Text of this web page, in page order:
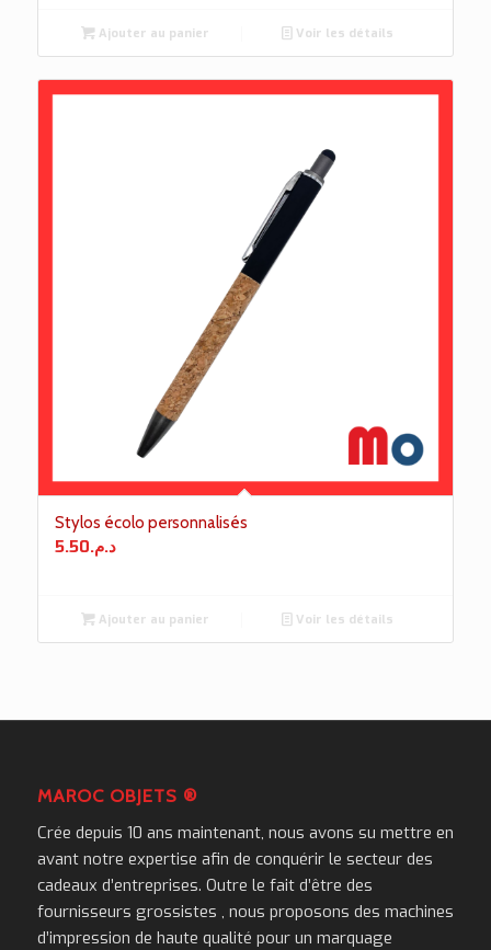
Ajouter au panier Voir les détails
Stylos écolo personnalisés
د.م.5.50
Ajouter au panier Voir les détails
MAROC OBJETS ®
Crée depuis 10 ans maintenant, nous avons su mettre en
avant notre expertise afin de conquérir le secteur des
cadeaux d’entreprises. Outre le fait d’être des
fournisseurs grossistes , nous proposons des machines
d’impression de haute qualité pour un marquage